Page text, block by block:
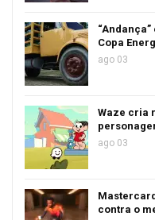
Copa
ago 03
Waze cria
ago 03
contra o